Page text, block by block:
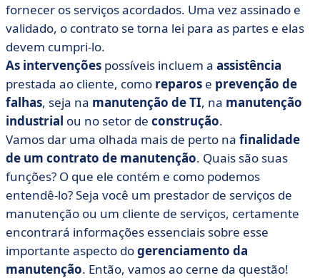
manutenção
• Dicas finais
fornecer os serviços acordados. Uma vez assinado e
validado, o contrato se torna lei para as partes e elas
devem cumpri-lo.
As intervenções possíveis incluem a assistência
prestada ao cliente, como reparos e prevenção de
falhas, seja na manutenção de TI, na manutenção
industrial ou no setor de construção.
Vamos dar uma olhada mais de perto na finalidade
de um contrato de manutenção. Quais são suas
funções? O que ele contém e como podemos
entendê-lo? Seja você um prestador de serviços de
manutenção ou um cliente de serviços, certamente
encontrará informações essenciais sobre esse
importante aspecto dogerenciamento da
manutenção. Então, vamos ao cerne da questão!